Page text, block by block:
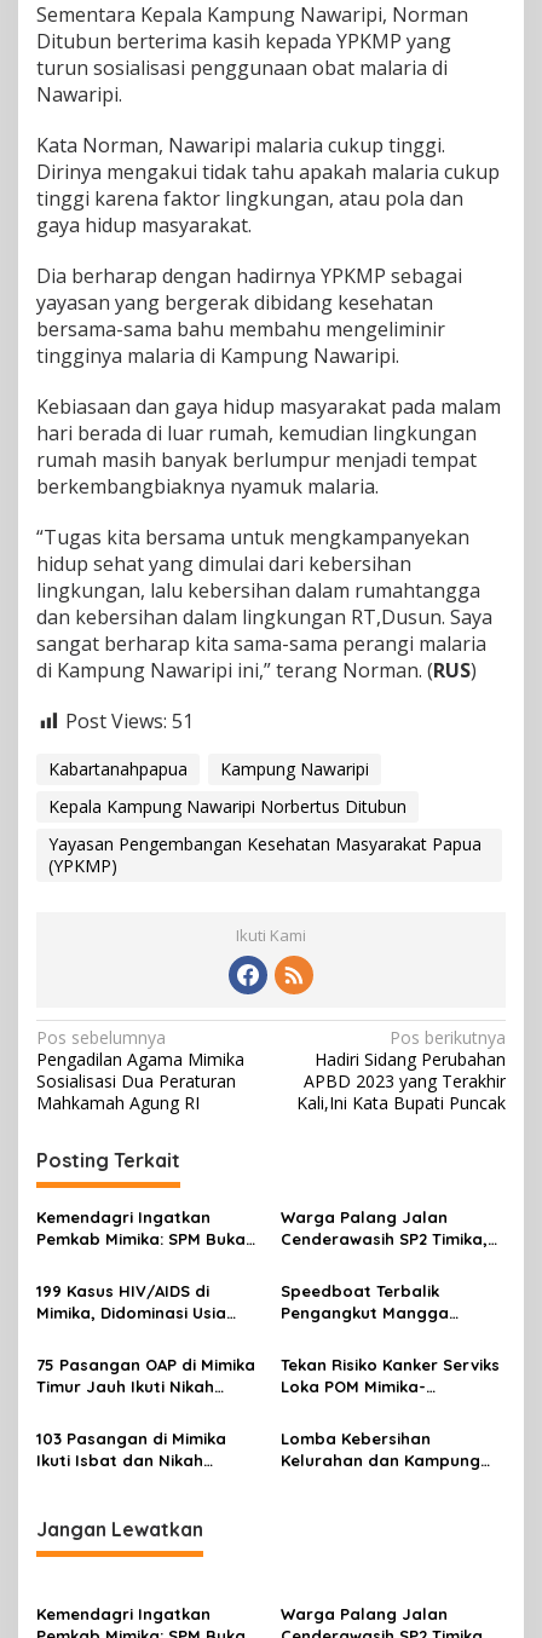
H
a
r
7
H
a
r
Sementara Kepala Kampung Nawaripi, Norman
Ditubun berterima kasih kepada YPKMP yang
turun sosialisasi penggunaan obat malaria di
Nawaripi.
Kata Norman, Nawaripi malaria cukup tinggi.
Dirinya mengakui tidak tahu apakah malaria cukup
tinggi karena faktor lingkungan, atau pola dan
gaya hidup masyarakat.
Dia berharap dengan hadirnya YPKMP sebagai
yayasan yang bergerak dibidang kesehatan
bersama-sama bahu membahu mengeliminir
tingginya malaria di Kampung Nawaripi.
Kebiasaan dan gaya hidup masyarakat pada malam
hari berada di luar rumah, kemudian lingkungan
rumah masih banyak berlumpur menjadi tempat
berkembangbiaknya nyamuk malaria.
“Tugas kita bersama untuk mengkampanyekan
hidup sehat yang dimulai dari kebersihan
lingkungan, lalu kebersihan dalam rumahtangga
dan kebersihan dalam lingkungan RT,Dusun. Saya
sangat berharap kita sama-sama perangi malaria
di Kampung Nawaripi ini,” terang Norman. (RUS)
Post Views: 51
Kabartanahpapua
Kampung Nawaripi
Kepala Kampung Nawaripi Norbertus Ditubun
Yayasan Pengembangan Kesehatan Masyarakat Papua
(YPKMP)
Ikuti Kami
N
a
v
i
g
a
s
i
p
s
Pos sebelumnya
Pengadilan Agama Mimika
Sosialisasi Dua Peraturan
Mahkamah Agung RI
Pos berikutnya
Hadiri Sidang Perubahan
APBD 2023 yang Terakhir
Kali,Ini Kata Bupati Puncak
Posting Terkait
Kemendagri Ingatkan
Pemkab Mimika: SPM Bukan
Wujud Nyata Pelayanan
Rakyat
Warga Palang Jalan
Cenderawasih SP2 Timika,
Pemicunya
199 Kasus HIV/AIDS di
Mimika, Didominasi Usia
Speedboat Terbalik
Pengangkut Mangga
75 Pasangan OAP di Mimika
Timur Jauh Ikuti Nikah
Tekan Risiko Kanker Serviks
Loka POM Mimika-
Bagi 300 Perempuan
103 Pasangan di Mimika
Ikuti Isbat dan Nikah
Lomba Kebersihan
Kelurahan dan Kampung
Jangan Lewatkan
Kemendagri Ingatkan
Warga Palang Jalan